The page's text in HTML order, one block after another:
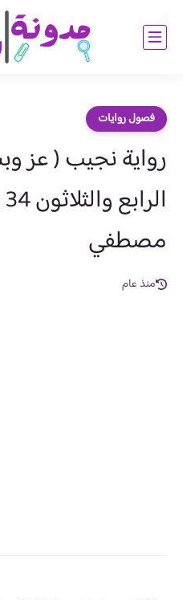
فصول روايات
رواية نجيب ( عز
مصطفي
منذ عام